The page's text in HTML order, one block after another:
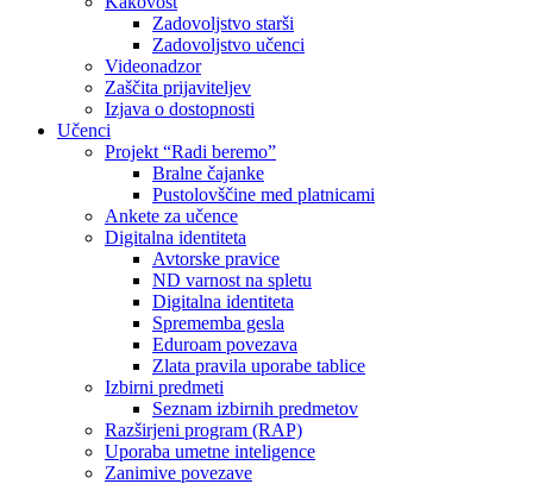
Zadovoljstvo starši
Zadovoljstvo učenci
Videonadzor
Zaščita prijaviteljev
Izjava o dostopnosti
Učenci
Projekt “Radi beremo”
Bralne čajanke
Pustolovščine med platnicami
Ankete za učence
Digitalna identiteta
Avtorske pravice
ND varnost na spletu
Digitalna identiteta
Sprememba gesla
Eduroam povezava
Zlata pravila uporabe tablice
Izbirni predmeti
Seznam izbirnih predmetov
Razširjeni program (RAP)
Uporaba umetne inteligence
Zanimive povezave